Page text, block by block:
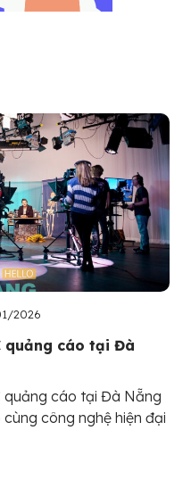
2026
quảng cáo tại Đà
quảng cáo tại Đà Nẵng
công nghệ hiện đại